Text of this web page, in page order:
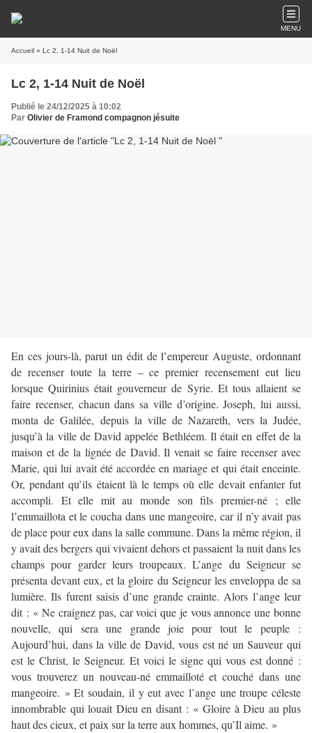
MENU
Accueil » Lc 2, 1-14 Nuit de Noël
Lc 2, 1-14 Nuit de Noël
Publié le 24/12/2025 à 10:02
Par Olivier de Framond compagnon jésuite
En ces jours-là, parut un édit de l’empereur Auguste, ordonnant
de recenser toute la terre – ce premier recensement eut lieu
lorsque Quirinius était gouverneur de Syrie. Et tous allaient se
faire recenser, chacun dans sa ville d’origine. Joseph, lui aussi,
monta de Galilée, depuis la ville de Nazareth, vers la Judée,
jusqu’à la ville de David appelée Bethléem. Il était en effet de la
maison et de la lignée de David. Il venait se faire recenser avec
Marie, qui lui avait été accordée en mariage et qui était enceinte.
Or, pendant qu’ils étaient là le temps où elle devait enfanter fut
accompli. Et elle mit au monde son fils premier-né ; elle
l’emmaillota et le coucha dans une mangeoire, car il n’y avait pas
de place pour eux dans la salle commune. Dans la même région, il
y avait des bergers qui vivaient dehors et passaient la nuit dans les
champs pour garder leurs troupeaux. L’ange du Seigneur se
présenta devant eux, et la gloire du Seigneur les enveloppa de sa
lumière. Ils furent saisis d’une grande crainte. Alors l’ange leur
dit : « Ne craignez pas, car voici que je vous annonce une bonne
nouvelle, qui sera une grande joie pour tout le peuple :
Aujourd’hui, dans la ville de David, vous est né un Sauveur qui
est le Christ, le Seigneur. Et voici le signe qui vous est donné :
vous trouverez un nouveau-né emmailloté et couché dans une
mangeoire. » Et soudain, il y eut avec l’ange une troupe céleste
innombrable qui louait Dieu en disant : « Gloire à Dieu au plus
haut des cieux, et paix sur la terre aux hommes, qu’Il aime. »